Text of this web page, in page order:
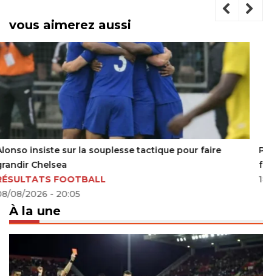
vous aimerez aussi
PSG remporte six titres et entre dans l’histoire du
football
18/12/2025 - 03:26
À la une